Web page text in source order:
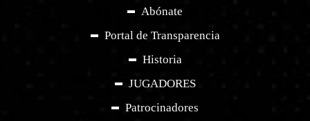
Abónate
Portal de Transparencia
Historia
JUGADORES
Patrocinadores